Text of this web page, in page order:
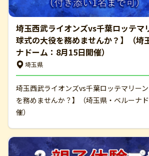
埼玉西武ライオンズvs千葉ロッテマ
球式の大役を務めませんか？】（埼
ナドーム：8月15日開催）
埼玉県
埼玉西武ライオンズvs千葉ロッテマリー
を務めませんか？】（埼玉県・ベルーナ
催）